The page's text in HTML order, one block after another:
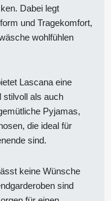
Dabei legt
und Tragekomfort,
wohlfühlen
Lascana eine
stilvoll als auch
Pyjamas,
die ideal für
sind.
keine Wünsche
sind